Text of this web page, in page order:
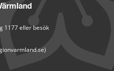
1177 eller besök